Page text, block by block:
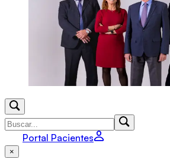
Portal Pacientes
×